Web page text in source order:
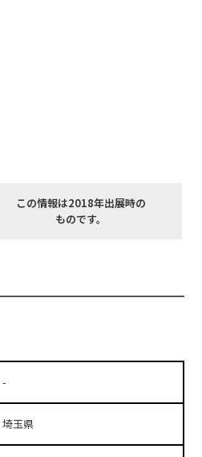
この情報は2018年出展時の
ものです。
-
埼玉県